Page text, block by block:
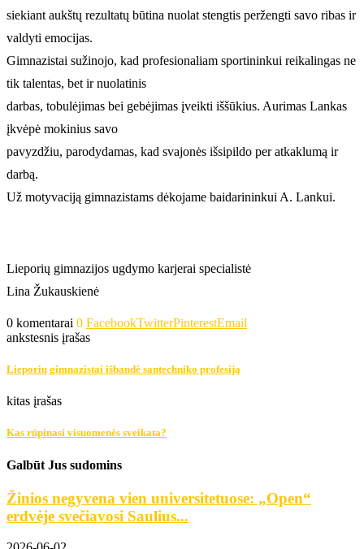
siekiant aukštų rezultatų būtina nuolat stengtis peržengti savo ribas ir
valdyti emocijas.
Gimnazistai sužinojo, kad profesionaliam sportininkui reikalingas ne
tik talentas, bet ir nuolatinis
darbas, tobulėjimas bei gebėjimas įveikti iššūkius. Aurimas Lankas
įkvėpė mokinius savo
pavyzdžiu, parodydamas, kad svajonės išsipildo per atkaklumą ir
darbą.
Už motyvaciją gimnazistams dėkojame baidarininkui A. Lankui.
Lieporių gimnazijos ugdymo karjerai specialistė
Lina Žukauskienė
0 komentarai 0 FacebookTwitterPinterestEmail
ankstesnis įrašas
Lieporių gimnazistai išbandė santechniko profesiją
kitas įrašas
Kas rūpinasi visuomenės sveikata?
Galbūt Jus sudomins
Žinios negyvena vien universitetuose: „Open“
erdvėje svečiavosi Saulius...